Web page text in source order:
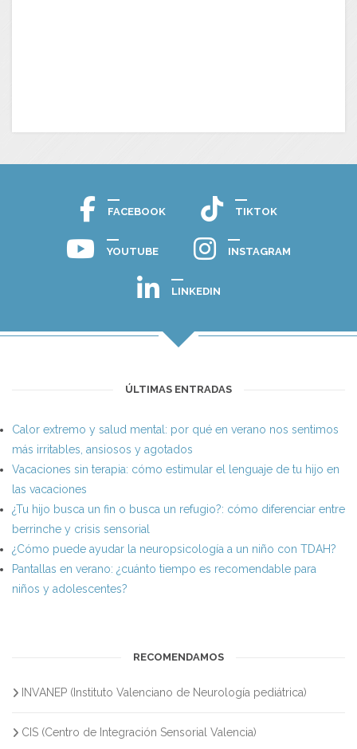
FACEBOOK TIKTOK
YOUTUBE INSTAGRAM
LINKEDIN
ÚLTIMAS ENTRADAS
Calor extremo y salud mental: por qué en verano nos sentimos
más irritables, ansiosos y agotados
Vacaciones sin terapia: cómo estimular el lenguaje de tu hijo en
las vacaciones
¿Tu hijo busca un fin o busca un refugio?: cómo diferenciar entre
berrinche y crisis sensorial
¿Cómo puede ayudar la neuropsicología a un niño con TDAH?
Pantallas en verano: ¿cuánto tiempo es recomendable para
niños y adolescentes?
RECOMENDAMOS
INVANEP (Instituto Valenciano de Neurología pediátrica)
CIS (Centro de Integración Sensorial Valencia)